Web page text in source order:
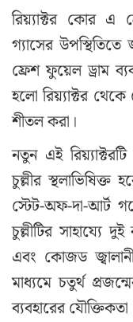
রিয়্যাক্টর কোর এ
গ্যাসের উপস্থিতিতে
ফ্রেশ ফুয়েল ড্রাম
হলো রিয়্যাক্টর
শীতল করা।
নতুন এই
চুল্লীর
স্টেট-অফ-দা-আর্ট
চুল্লীটির সাহায্যে
এবং কোজড
মাধ্যমে চতুর্থ
ব্যবহারের